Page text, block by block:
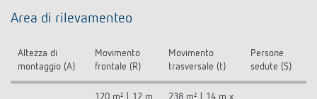
Area di rilevamenteo
Altezza di
montaggio (A)
Movimento
frontale (R)
Movimento
trasversale (t)
Persone
sedute (S)
120 m² | 12 m
238 m² | 14 m x